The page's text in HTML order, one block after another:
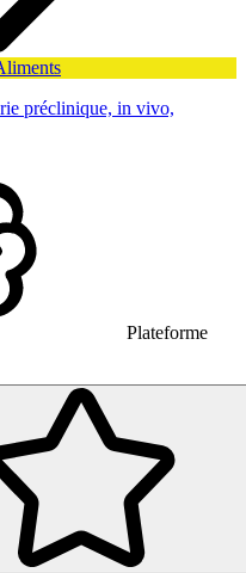
préclinique, in vivo,
Plateforme